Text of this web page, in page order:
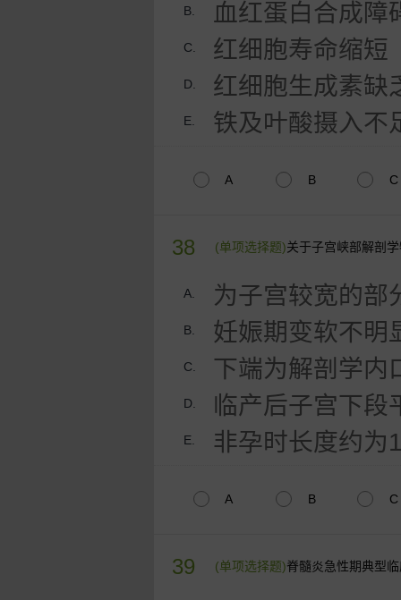
B. 血红蛋白合成障
C. 红细胞寿命缩短
D. 红细胞生成素缺
E. 铁及叶酸摄入不
A B C
38 (单项选择题)关于子宫峡部解剖
A. 为子宫较宽的部
B. 妊娠期变软不明
C. 下端为解剖学内
D. 临产后子宫下段
E. 非孕时长度约为
A B C
39 (单项选择题)脊髓炎急性期典型